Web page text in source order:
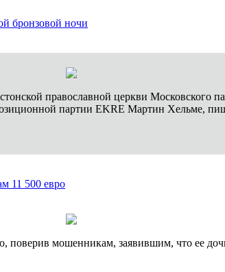
бронзовой ночи
православной церкви Московского
партии EKRE Мартин Хельме,
11 500 евро
мошенникам, заявившим, что ее